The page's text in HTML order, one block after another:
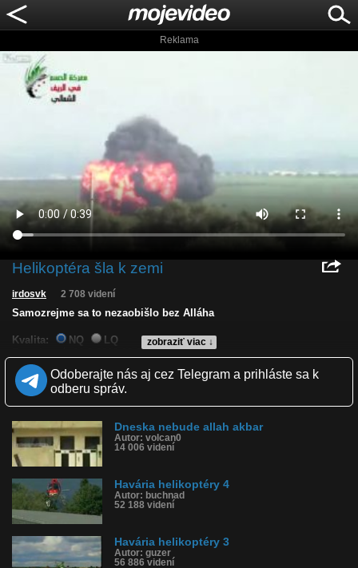
Reklama
Helikoptéra šla k zemi
zobraziť viac ↓
irdosvk 2 708 videní
Samozrejme sa to nezaobišlo bez Alláha
Kvalita: NQ
LQ
Zverejnené: 26.3.2013 23:05
Páči sa: 17% (6 hlasov)
Obľúbené: 3
Komentárov: 4
Dľžka: 0:39
Tagy: havária, teroristi, helikoptéra, allah, vojna
História sledovanosti videa:
Odoberajte nás aj cez Telegram a prihláste sa k
odberu správ.
Dneska nebude allah akbar
Autor: volcan0
14 006 videní
Havária helikoptéry 4
Autor: buchnad
52 188 videní
Havária helikoptéry 3
Autor: guzer
56 886 videní